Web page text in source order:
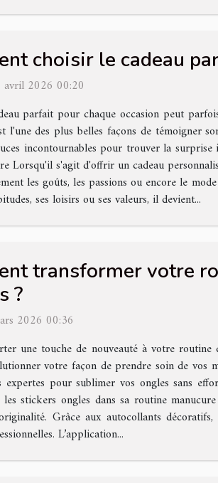
choisir le cadeau
avril 2026 00:20
parfait pour chaque occasion peut
l'une des plus belles façons de témoigner
incontournables pour trouver la
Lorsqu'il s'agit d'offrir un cadeau
les goûts, les passions ou encore le
ses loisirs ou ses valeurs, il devient...
transformer votre
?
2026 00:36
une touche de nouveauté à votre
votre façon de prendre soin de vos
pour sublimer vos ongles sans
stickers ongles dans sa routine
Grâce aux autocollants
L’application...